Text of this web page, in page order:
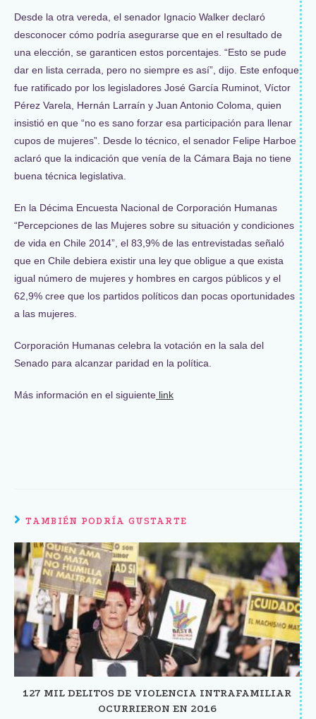
Desde la otra vereda, el senador Ignacio Walker declaró
desconocer cómo podría asegurarse que en el resultado de
una elección, se garanticen estos porcentajes. “Esto se pude
dar en lista cerrada, pero no siempre es así”, dijo. Este enfoque
fue ratificado por los legisladores José García Ruminot, Víctor
Pérez Varela, Hernán Larraín y Juan Antonio Coloma, quien
insistió en que “no es sano forzar esa participación para llenar
cupos de mujeres”. Desde lo técnico, el senador Felipe Harboe
aclaró que la indicación que venía de la Cámara Baja no tiene
buena técnica legislativa.
En la Décima Encuesta Nacional de Corporación Humanas
“Percepciones de las Mujeres sobre su situación y condiciones
de vida en Chile 2014”, el 83,9% de las entrevistadas señaló
que en Chile debiera existir una ley que obligue a que exista
igual número de mujeres y hombres en cargos públicos y el
62,9% cree que los partidos políticos dan pocas oportunidades
a las mujeres.
Corporación Humanas celebra la votación en la sala del
Senado para alcanzar paridad en la política.
Más información en el siguiente link
TAMBIÉN PODRÍA GUSTARTE
127 MIL DELITOS DE VIOLENCIA INTRAFAMILIAR
OCURRIERON EN 2016